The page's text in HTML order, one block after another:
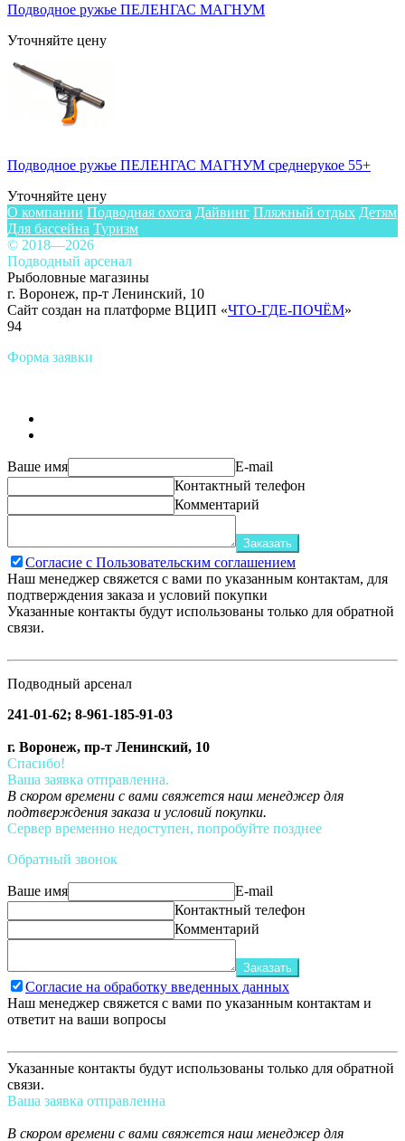
Подводное ружье ПЕЛЕНГАС МАГНУМ
Уточняйте цену
Подводное ружье ПЕЛЕНГАС МАГНУМ среднерукое 55+
Уточняйте цену
О компании Подводная охота Дайвинг Пляжный отдых Детям
Для бассейна Туризм
© 2018—2026
Подводный арсенал
Рыболовные магазины
г. Воронеж, пр-т Ленинский, 10
Сайт создан на платформе ВЦИП «ЧТО-ГДЕ-ПОЧЁМ»
94
Форма заявки
Ваше имя
E-mail
Контактный телефон
Комментарий
Заказать
Согласие с Пользовательским соглашением
Наш менеджер свяжется с вами по указанным контактам, для
подтверждения заказа и условий покупки
Указанные контакты будут использованы только для обратной
связи.
Подводный арсенал
241-01-62; 8-961-185-91-03
г. Воронеж, пр-т Ленинский, 10
Спасибо!
Ваша заявка отправленна.
В скором времени с вами свяжется наш менеджер для
подтверждения заказа и условий покупки.
Сервер временно недоступен, попробуйте позднее
Обратный звонок
Ваше имя
E-mail
Контактный телефон
Комментарий
Заказать
Согласие на обработку введенных данных
Наш менеджер свяжется с вами по указанным контактам и
ответит на ваши вопросы
Указанные контакты будут использованы только для обратной
связи.
Ваша заявка отправленна
В скором времени с вами свяжется наш менеджер для